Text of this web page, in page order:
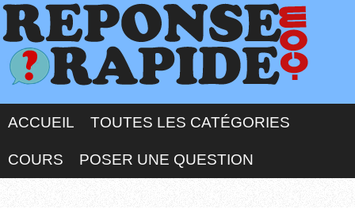
ACCUEIL TOUTES LES CATÉGORIES
COURS POSER UNE QUESTION